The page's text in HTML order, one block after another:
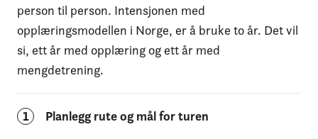
person til person. Intensjonen med
opplæringsmodellen i Norge, er å bruke to år. Det vil
si, ett år med opplæring og ett år med
mengdetrening.
1
Planlegg rute og mål for turen